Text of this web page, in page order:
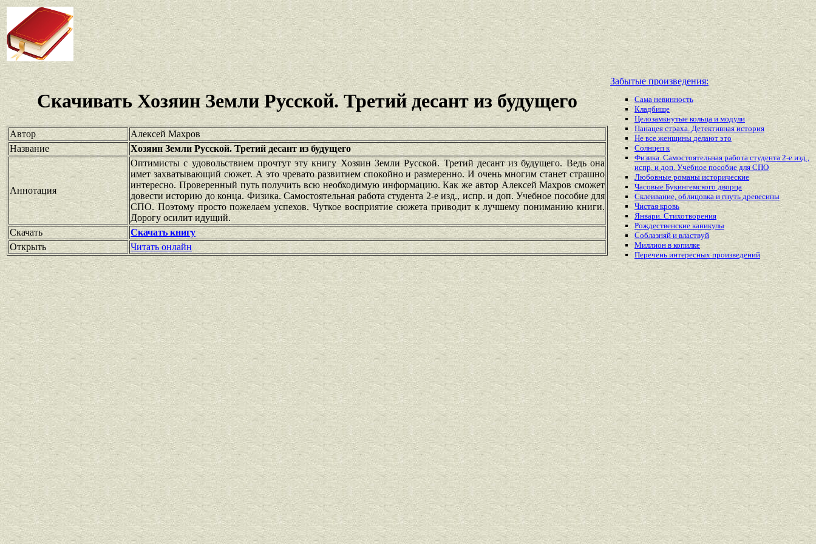
Скачивать Хозяин Земли Русской. Третий десант из будущего
Автор
Алексей Махров
Название
Хозяин Земли Русской. Третий десант из будущего
Аннотация
Оптимисты с удовольствием прочтут эту книгу Хозяин Земли Русской. Третий десант из будущего. Ведь она
имет захватывающий сюжет. А это чревато развитием спокойно и размеренно. И очень многим станет страшно
интересно. Проверенный путь получить всю необходимую информацию. Как же автор Алексей Махров сможет
довести историю до конца. Физика. Самостоятельная работа студента 2-е изд., испр. и доп. Учебное пособие для
СПО. Поэтому просто пожелаем успехов. Чуткое восприятие сюжета приводит к лучшему пониманию книги.
Дорогу осилит идущий.
Скачать
Скачать книгу
Открыть
Читать онлайн
Забытые произведения:
Сама невинность
Кладбище
Целозамкнутые кольца и модули
Панацея страха. Детективная история
Не все женщины делают это
Солнцеп к
Физика. Самостоятельная работа студента 2-е изд.,
испр. и доп. Учебное пособие для СПО
Любовные романы исторические
Часовые Букингемского дворца
Склеивание, облицовка и гнуть древесины
Чистая кровь
Январи. Стихотворения
Рождественские каникулы
Соблазняй и властвуй
Миллион в копилке
Перечень интересныхпроизведений